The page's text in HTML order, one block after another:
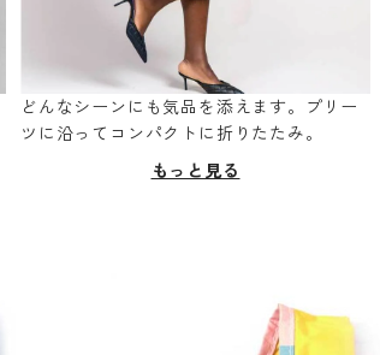
どんなシーンにも気品を添えます。プリー
ツに沿ってコンパクトに折りたたみ。
もっと見る